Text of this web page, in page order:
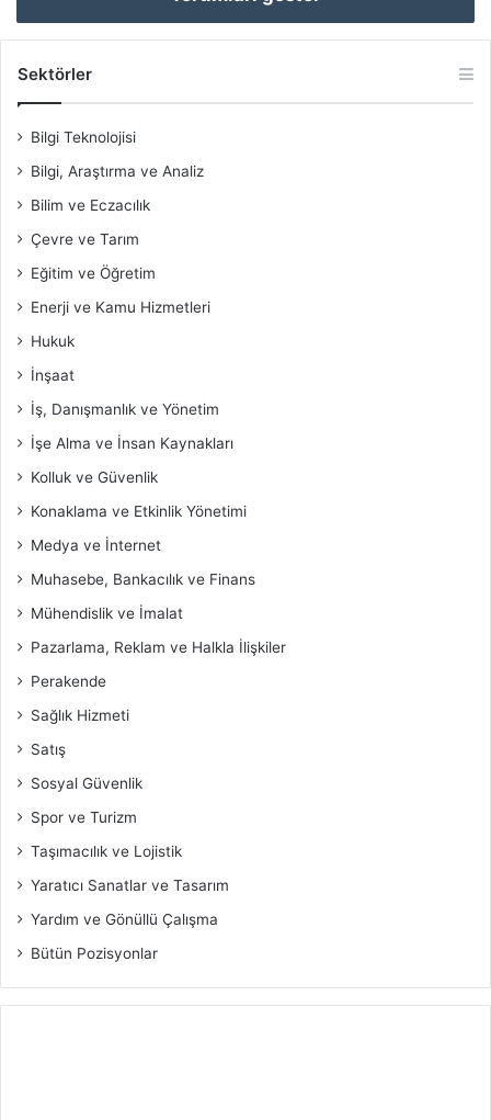
Sektörler
Bilgi Teknolojisi
Bilgi, Araştırma ve Analiz
Bilim ve Eczacılık
Çevre ve Tarım
Eğitim ve Öğretim
Enerji ve Kamu Hizmetleri
Hukuk
İnşaat
İş, Danışmanlık ve Yönetim
İşe Alma ve İnsan Kaynakları
Kolluk ve Güvenlik
Konaklama ve Etkinlik Yönetimi
Medya ve İnternet
Muhasebe, Bankacılık ve Finans
Mühendislik ve İmalat
Pazarlama, Reklam ve Halkla İlişkiler
Perakende
Sağlık Hizmeti
Satış
Sosyal Güvenlik
Spor ve Turizm
Taşımacılık ve Lojistik
Yaratıcı Sanatlar ve Tasarım
Yardım ve Gönüllü Çalışma
Bütün Pozisyonlar